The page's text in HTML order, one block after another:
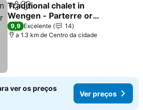
PartilharAdicionar aos favoritos
Traditional chalet in
Wengen - Parterre or
Ground
Ver preços
9,9 Excelente
14
a 1.3 km de Centro da cidade
ver os preços
Ver preços